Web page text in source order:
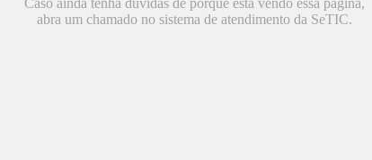
Caso ainda tenha dúvidas de porque está vendo essa página,
abra um chamado no sistema de atendimento da SeTIC.